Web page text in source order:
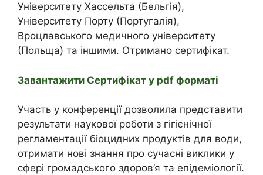
Університету Хассельта (Бельгія),
Університету Порту (Португалія),
Вроцлавського медичного університету
(Польща) та іншими. Отримано сертифікат.
Завантажити Сертифікат у pdf форматі
Участь у конференції дозволила представити
результати наукової роботи з гігієнічної
регламентації біоцидних продуктів для води,
отримати нові знання про сучасні виклики у
сфері громадського здоров’я та епідеміології.